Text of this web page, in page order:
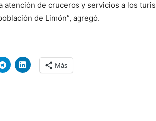
atención de cruceros y servicios a los
de Limón”, agregó.
Más